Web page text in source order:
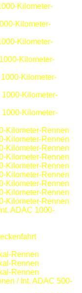
Kilometer-
Kilometer-
Kilometer-
Kilometer-
Kilometer-
1000-Kilometer-
1000-Kilometer-
Kilometer-Rennen
Kilometer-Rennen
Kilometer-Rennen
Kilometer-Rennen
Kilometer-Rennen
Kilometer-Rennen
Kilometer-Rennen
Kilometer-Rennen
Kilometer-Rennen
ADAC 1000-
Rennen
Rennen
Rennen
/ Int. ADAC 500-